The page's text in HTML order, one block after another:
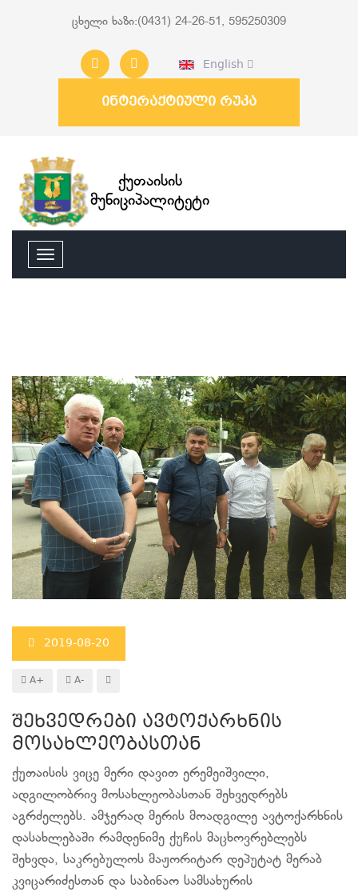
ცხელი ხაზი:(0431) 24-26-51, 595250309
English
ინტერაქტიული რუკა
ქუთაისის
მუნიციპალიტეტი
2019-08-20
A+ A-
შეხვედრები ავტოქარხნის
მოსახლეობასთან
ქუთაისის ვიცე მერი დავით ერემეიშვილი,
ადგილობრივ მოსახლეობასთან შეხვედრებს
აგრძელებს. ამჯერად მერის მოადგილე ავტოქარხნის
დასახლებაში რამდენიმე ქუჩის მაცხოვრებლებს
შეხვდა, საკრებულოს მაჟორიტარ დეპუტატ მერაბ
კვიცარიძესთან და საბინაო სამსახურის